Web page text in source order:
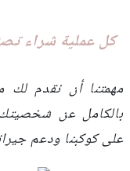
كل عملية شراء
مهمتنا أن نقدم لك
بالكامل عن
على كوكبنا ودعم